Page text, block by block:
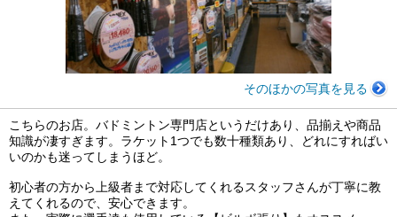
そのほかの写真を見る
こちらのお店。バドミントン専門店というだけあり、品揃えや商品
知識が凄すぎます。ラケット1つでも数十種類あり、どれにすればい
いのかも迷ってしまうほど。
初心者の方から上級者まで対応してくれるスタッフさんが丁寧に教
えてくれるので、安心できます。